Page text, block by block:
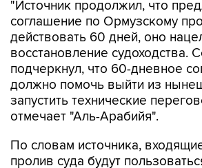
действовать 60 дней, оно
восстановление судоходства.
подчеркнул, что 60-дневное
должно помочь выйти из
запустить технические
отмечает "Аль-Арабийя".
По словам источника,
Ирана, покидающие - возле
Региональные государства